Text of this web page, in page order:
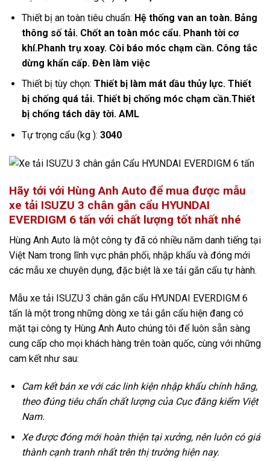
Thiết bị an toàn tiêu chuẩn: Hệ thống van an toàn. Bảng
thông số tải. Chốt an toàn móc cẩu. Phanh tời cơ
khí.Phanh trụ xoay. Còi báo móc chạm cần. Công tắc
dừng khẩn cấp. Đèn làm việc
Thiết bị tùy chọn: Thiết bị làm mát dầu thủy lực. Thiết
bị chống quá tải. Thiết bị chống móc chạm cần.Thiết
bị chống tách dây tời. AML
Tự trọng cẩu (kg ): 3040
Hãy tới với Hùng Anh Auto để mua được mẫu
xe tải ISUZU 3 chân gắn cẩu HYUNDAI
EVERDIGM 6 tấn với chất lượng tốt nhất nhé
Hùng Anh Auto là một công ty đã có nhiều năm danh tiếng tại
Việt Nam trong lĩnh vực phân phối, nhập khẩu và đóng mới
các mẫu xe chuyên dụng, đặc biệt là xe tải gắn cẩu tự hành.
Mẫu xe tải ISUZU 3 chân gắn cẩu HYUNDAI EVERDIGM 6
tấn là một trong những dòng xe tải gắn cẩu hiện đang có
mặt tại công ty Hùng Anh Auto chúng tôi để luôn sẵn sàng
cung cấp cho mọi khách hàng trên toàn quốc, cùng với những
cam kết như sau:
Cam kết bán xe với các linh kiện nhập khẩu chính hãng,
theo đúng tiêu chẩn chất lượng của Cục đăng kiểm Việt
Nam.
Xe được đóng mới hoàn thiện tại xưởng, nên luôn có giá
thành cạnh tranh nhất trên thị trường hiện nay.